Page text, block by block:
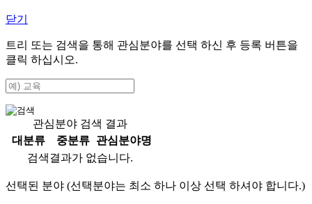
닫기
트리 또는 검색을 통해 관심분야를 선택 하신 후 등록 버튼을
클릭 하십시오.
관심분야 검색 결과
대분류
중분류
관심분야명
검색결과가 없습니다.
선택된 분야 (선택분야는 최소 하나 이상 선택 하셔야 합니다.)